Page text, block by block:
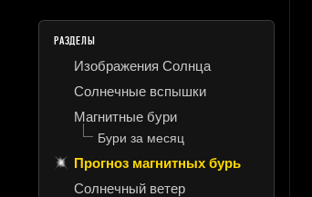
РАЗДЕЛЫ
Изображения Солнца
Солнечные вспышки
Магнитные бури
Бури за месяц
Прогноз магнитных бурь
Солнечный ветер